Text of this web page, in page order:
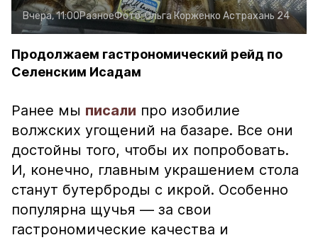
Вчера, 11:00РазноеФото:Ольга Корженко Астрахань 24
Продолжаем гастрономический рейд по
Селенским Исадам
Ранее мы писали про изобилие
волжских угощений на базаре. Все они
достойны того, чтобы их попробовать.
И, конечно, главным украшением стола
станут бутерброды с икрой. Особенно
популярна щучья — за свои
гастрономические качества и